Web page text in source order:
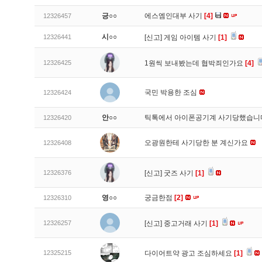
12326457 긍○○ 에스엠인대부 사기 [4]
12326441 시○○ [신고] 게임 아이템 사기 [1]
12326425 1원씩 보내봤는데 협박죄인가요 [4]
12326424 국민 박용한 조심
12326420 안○○ 틱톡에서 아이폰공기계 사기당했습
12326408 오광원한테 사기당한 분 계신가요
12326376 [신고] 굿즈 사기 [1]
12326310 영○○ 궁금한점 [2]
12326257 [신고] 중고거래 사기 [1]
12325215 다이어트약 광고 조심하세요 [1]